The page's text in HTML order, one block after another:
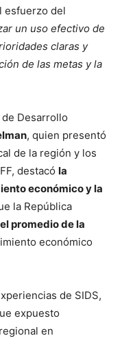
esfuerzo del
un uso efectivo de
claras y
de las metas y la
Desarrollo
, quien presentó
de la región y los
destacó la
económico y la
la República
promedio de la
económico
de SIDS,
expuesto
en